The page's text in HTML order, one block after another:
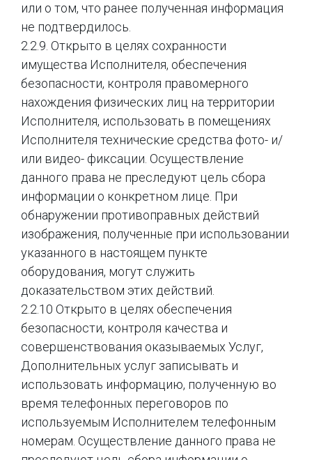
или о том, что ранее полученная информация
не подтвердилось.
2.2.9. Открыто в целях сохранности
имущества Исполнителя, обеспечения
безопасности, контроля правомерного
нахождения физических лиц на территории
Исполнителя, использовать в помещениях
Исполнителя технические средства фото- и/
или видео- фиксации. Осуществление
данного права не преследуют цель сбора
информации о конкретном лице. При
обнаружении противоправных действий
изображения, полученные при использовании
указанного в настоящем пункте
оборудования, могут служить
доказательством этих действий.
2.2.10 Открыто в целях обеспечения
безопасности, контроля качества и
совершенствования оказываемых Услуг,
Дополнительных услуг записывать и
использовать информацию, полученную во
время телефонных переговоров по
используемым Исполнителем телефонным
номерам. Осуществление данного права не